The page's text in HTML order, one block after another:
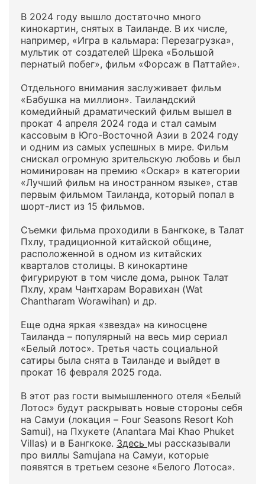
В 2024 году вышло достаточно много
кинокартин, снятых в Таиланде. В их числе,
например, «Игра в кальмара: Перезагрузка»,
мультик от создателей Шрека «Большой
пернатый побег», фильм «Форсаж в Паттайе».
Отдельного внимания заслуживает фильм
«Бабушка на миллион». Таиландский
комедийный драматический фильм вышел в
прокат 4 апреля 2024 года и стал самым
кассовым в Юго-Восточной Азии в 2024 году
и одним из самых успешных в мире. Фильм
снискал огромную зрительскую любовь и был
номинирован на премию «Оскар» в категории
«Лучший фильм на иностранном языке», став
первым фильмом Таиланда, который попал в
шорт-лист из 15 фильмов.
Съемки фильма проходили в Бангкоке, в Талат
Пхлу, традиционной китайской общине,
расположенной в одном из китайских
кварталов столицы. В кинокартине
фигурируют в том числе дома, рынок Талат
Пхлу, храм Чантхарам Воравихан (Wat
Chantharam Worawihan) и др.
Еще одна яркая «звезда» на киносцене
Таиланда – популярный на весь мир сериал
«Белый лотос». Третья часть социальной
сатиры была снята в Таиланде и выйдет в
прокат 16 февраля 2025 года.
В этот раз гости вымышленного отеля «Белый
Лотос» будут раскрывать новые стороны себя
на Самуи (локация – Four Seasons Resort Koh
Samui), на Пхукете (Anantara Mai Khao Phuket
Villas) и в Бангкоке. Здесь мы рассказывали
про виллы Samujana на Самуи, которые
появятся в третьем сезоне «Белого Лотоса».